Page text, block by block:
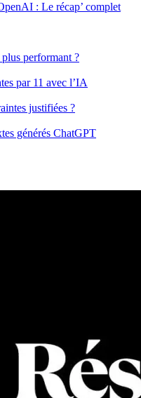
: Le récap’ complet
performant ?
par 11 avec l’IA
justifiées ?
générés ChatGPT